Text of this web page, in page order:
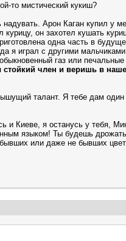
то мистический кукиш?
Арон Каган купил у
он захотел кушать
одна часть в
я играл с другими
газ или печальные
стойкий член и веришь в
талант. Я тебе дам
и Киеве, я останусь у тебя,
языком! Ты будешь
или даже не бывших